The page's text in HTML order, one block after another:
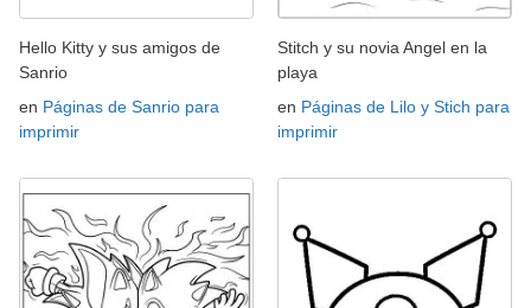
Hello Kitty y sus amigos de
Sanrio
en Páginas de Sanrio para
imprimir
Stitch y su novia Angel en la
playa
en Páginas de Lilo y Stich para
imprimir